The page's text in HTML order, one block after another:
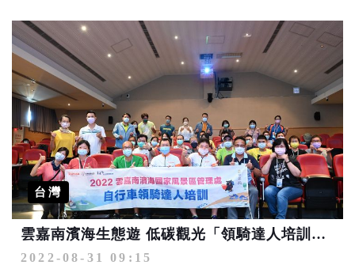
台灣
雲嘉南濱海生態遊 低碳觀光「領騎達人培訓」登場
2022-08-31 09:15